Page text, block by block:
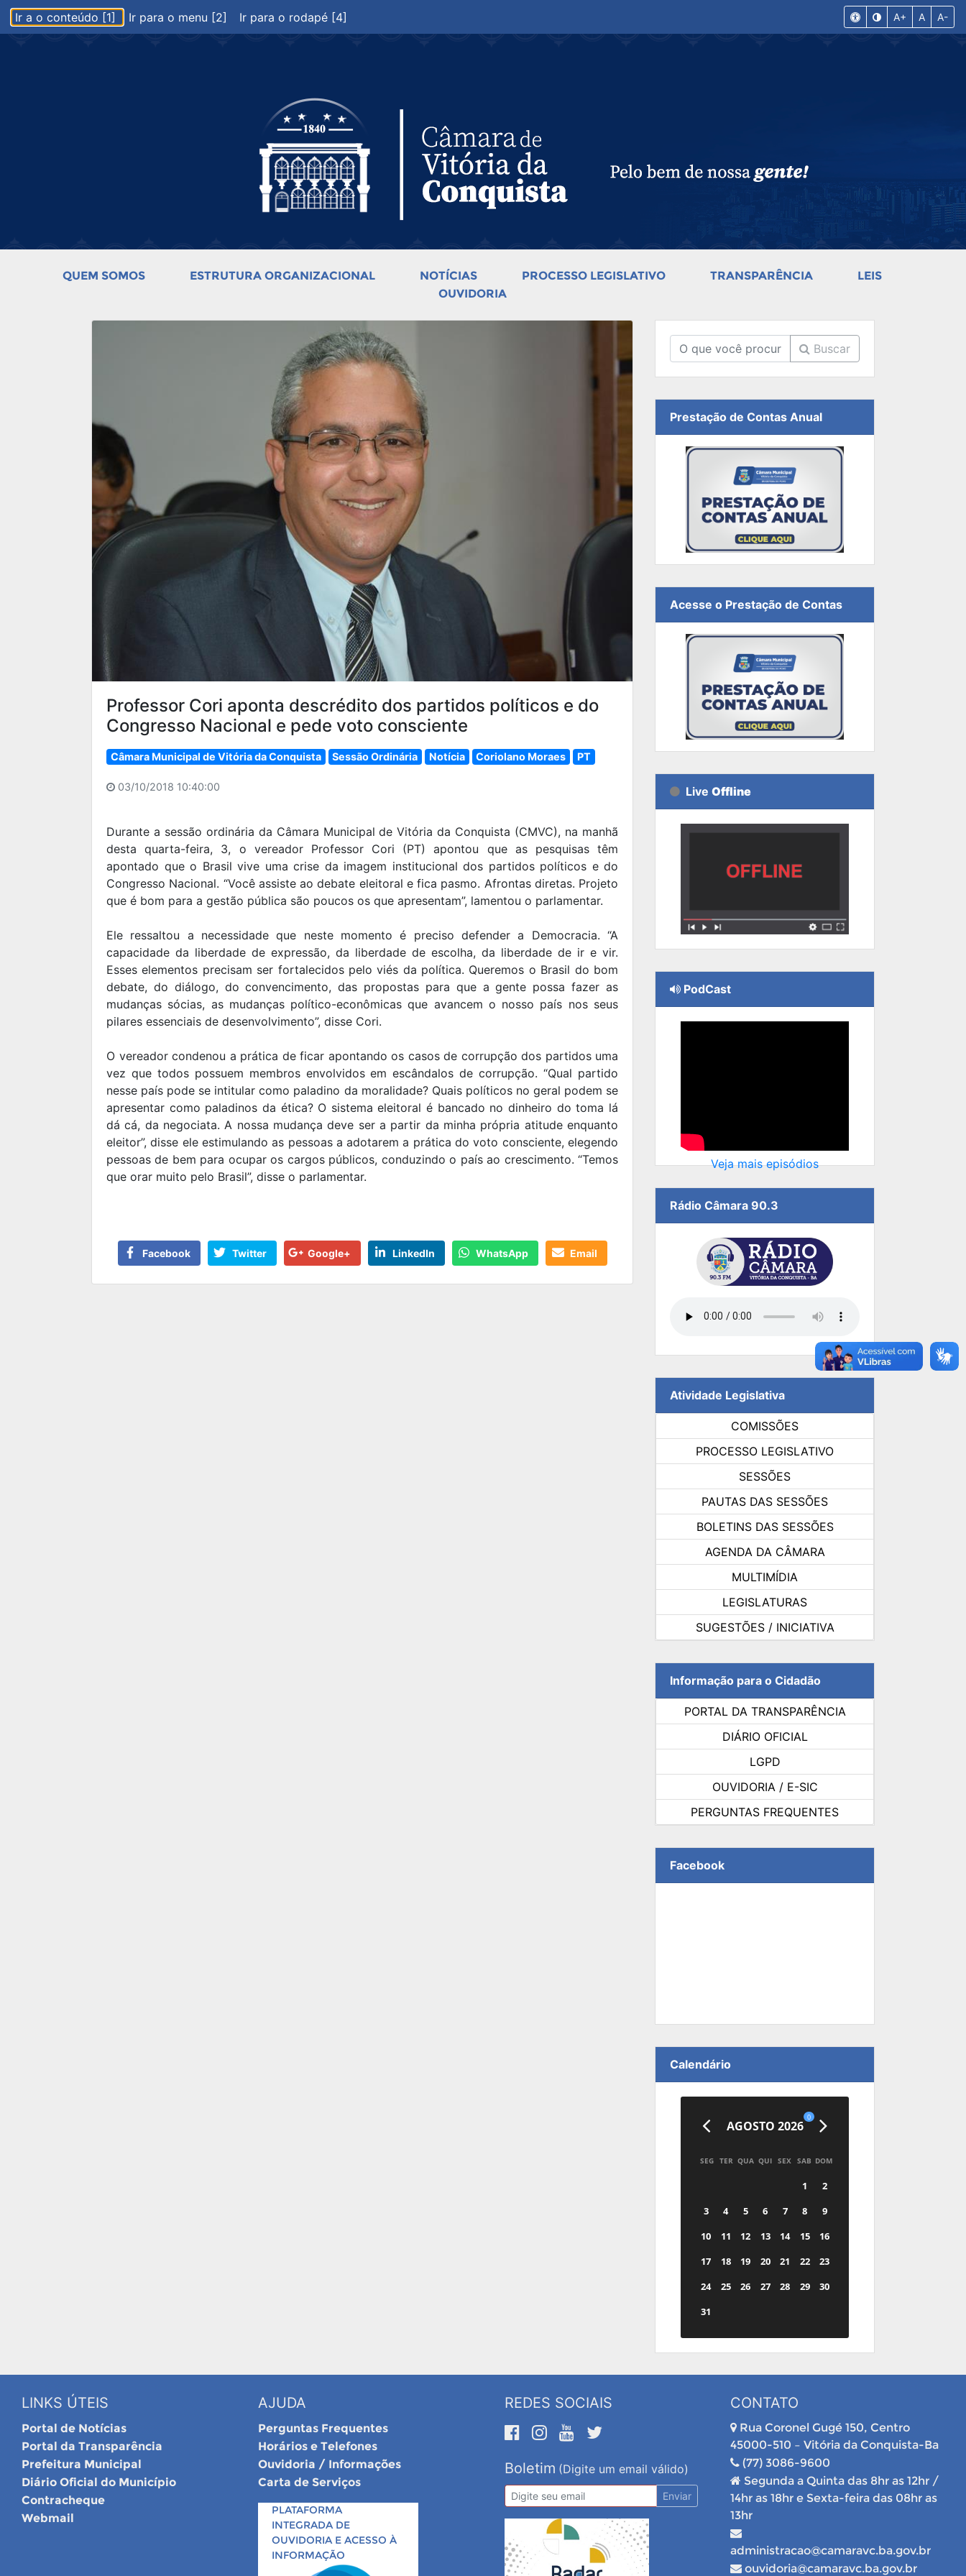
Ir a o conteúdo [1] Ir para o menu [2] Ir para o rodapé [4] A+ A A-
QUEM SOMOS ESTRUTURA ORGANIZACIONAL NOTÍCIAS PROCESSO LEGISLATIVO TRANSPARÊNCIA
LEIS
OUVIDORIA
Professor Cori aponta descrédito dos partidos políticos e do
Congresso Nacional e pede voto consciente
Câmara Municipal de Vitória da Conquista Sessão Ordinária Notícia Coriolano Moraes PT
03/10/2018 10:40:00
Durante a sessão ordinária da Câmara Municipal de Vitória da Conquista (CMVC), na manhã
desta quarta-feira, 3, o vereador Professor Cori (PT) apontou que as pesquisas têm
apontado que o Brasil vive uma crise da imagem institucional dos partidos políticos e do
Congresso Nacional. “Você assiste ao debate eleitoral e fica pasmo. Afrontas diretas. Projeto
que é bom para a gestão pública são poucos os que apresentam”, lamentou o parlamentar.
Ele ressaltou a necessidade que neste momento é preciso defender a Democracia. “A
capacidade da liberdade de expressão, da liberdade de escolha, da liberdade de ir e vir.
Esses elementos precisam ser fortalecidos pelo viés da política. Queremos o Brasil do bom
debate, do diálogo, do convencimento, das propostas para que a gente possa fazer as
mudanças sócias, as mudanças político-econômicas que avancem o nosso país nos seus
pilares essenciais de desenvolvimento”, disse Cori.
O vereador condenou a prática de ficar apontando os casos de corrupção dos partidos uma
vez que todos possuem membros envolvidos em escândalos de corrupção. “Qual partido
nesse país pode se intitular como paladino da moralidade? Quais políticos no geral podem se
apresentar como paladinos da ética? O sistema eleitoral é bancado no dinheiro do toma lá
dá cá, da negociata. A nossa mudança deve ser a partir da minha própria atitude enquanto
eleitor”, disse ele estimulando as pessoas a adotarem a prática do voto consciente, elegendo
pessoas de bem para ocupar os cargos públicos, conduzindo o país ao crescimento. “Temos
que orar muito pelo Brasil”, disse o parlamentar.
Facebook Twitter Google+ LinkedIn WhatsApp Email
Buscar
Prestação de Contas Anual
Acesse o Prestação de Contas
Live Offline
PodCast
Veja mais episódios
Rádio Câmara 90.3
Atividade Legislativa
COMISSÕES
PROCESSO LEGISLATIVO
SESSÕES
PAUTAS DAS SESSÕES
BOLETINS DAS SESSÕES
AGENDA DA CÂMARA
MULTIMÍDIA
LEGISLATURAS
SUGESTÕES / INICIATIVA
Informação para o Cidadão
PORTAL DA TRANSPARÊNCIA
DIÁRIO OFICIAL
LGPD
OUVIDORIA / E-SIC
PERGUNTAS FREQUENTES
Facebook
Calendário
AGOSTO 2026
0
SEG TER QUA QUI SEX SAB DOM
1
2
3
4 5 6 7 8
9
10
11 12 13 14 15
16
17
18 19 20 21 22
23
24
25 26 27 28 29
30
31
LINKS ÚTEIS
Portal de Notícias
Portal da Transparência
Prefeitura Municipal
Diário Oficial do Município
Contracheque
Webmail
AJUDA
Perguntas Frequentes
Horários e Telefones
Ouvidoria / Informações
Carta de Serviços
PLATAFORMA
INTEGRADA DE
OUVIDORIA E ACESSO À
INFORMAÇÃO
REDES SOCIAIS
Boletim (Digite um email válido)
Enviar
CONTATO
Rua Coronel Gugé 150, Centro
45000-510 – Vitória da Conquista-Ba
(77) 3086-9600
Segunda a Quinta das 8hr as 12hr /
14hr as 18hr e Sexta-feira das 08hr as
13hr
administracao@camaravc.ba.gov.br
ouvidoria@camaravc.ba.gov.br